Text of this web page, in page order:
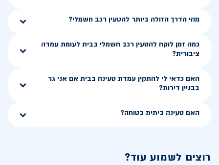
מהי הדרך הזולה ביותר להטעין רכב חשמלי?
כמה זמן לוקח להטעין רכב חשמלי בבית לעומת עמדה
ציבורית?
האם כדאי לי להתקין עמדת טעינה בבית אם אני גר
בבניין דירות?
האם טעינה ביתית בטוחה?
רוצים לשמוע עוד?